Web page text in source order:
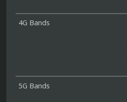
4G Bands
5G Bands